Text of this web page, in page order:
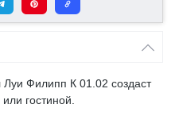
Филипп К 01.02 создаст
гостиной.